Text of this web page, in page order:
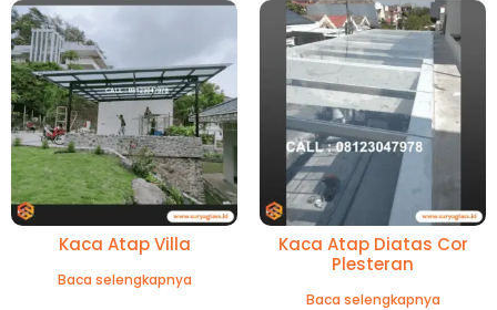
Kaca Atap Villa
Baca selengkapnya
Kaca Atap Diatas Cor
Plesteran
Baca selengkapnya